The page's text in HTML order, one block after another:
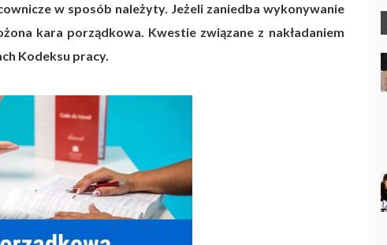
w sposób należyty. Jeżeli zaniedba wykonywanie
kara porządkowa. Kwestie związane z nakładaniem
Kodeksu pracy.